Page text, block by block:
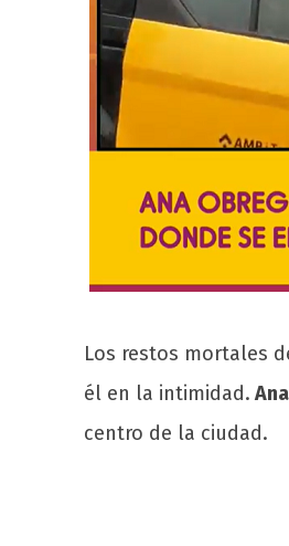
Los restos mortales
él en la intimidad.
centro de la ciudad.